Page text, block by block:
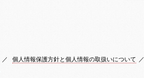
／ 個人情報保護方針と個人情報の取扱いについて ／